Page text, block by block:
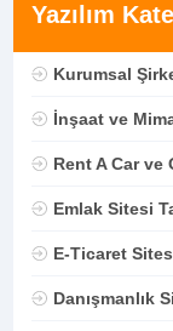
Yazılım
Kurumsal
İnşaat ve
Rent A Car ve
Emlak Sitesi
E-Ticaret
Danışmanlık